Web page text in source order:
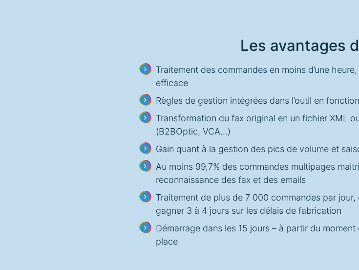
Les avantages
Traitement des commandes en moins d’une
efficace
Règles de gestion intégrées dans l’outil en
Transformation du fax original en un fichier XML
(B2BOptic, VCA…)
Gain quant à la gestion des pics de volume et
Au moins 99,7% des commandes multipages
reconnaissance des fax et des emails
Traitement de plus de 7 000 commandes par
gagner 3 à 4 jours sur les délais de fabrication
Démarrage dans les 15 jours – à partir du
place